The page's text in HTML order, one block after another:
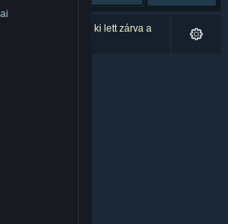
beszerzése
2 termék ki lett zárva a